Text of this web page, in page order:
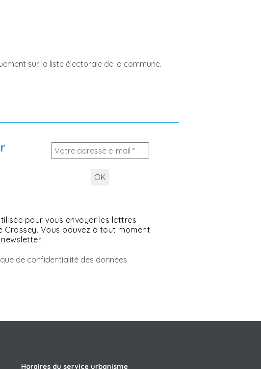
sur la liste électorale de la commune.
pour vous envoyer les lettres
Crossey. Vous pouvez à tout moment
de confidentialité des données
Horaires du service urbanisme